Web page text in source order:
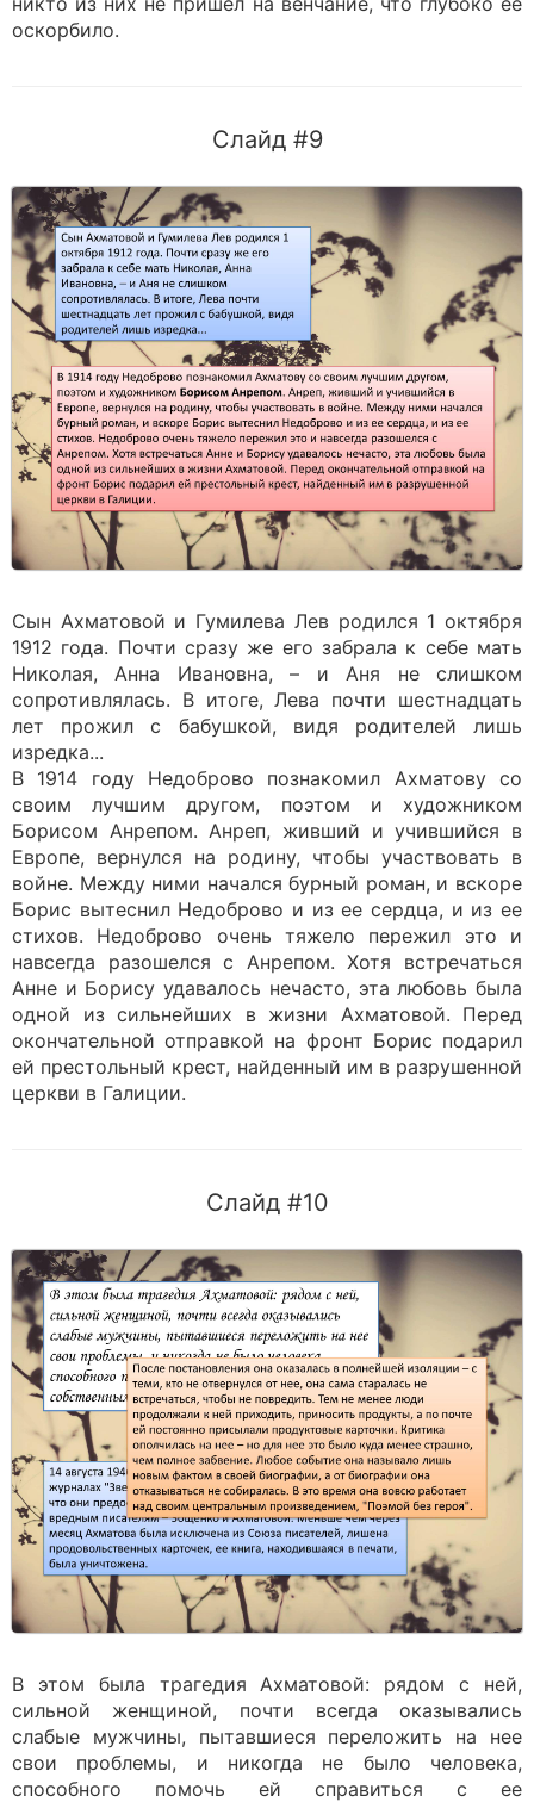
оскорбило.
Слайд #9
Сын Ахматовой и Гумилева Лев родился 1 октября
1912 года. Почти сразу же его забрала к себе мать
Николая, Анна Ивановна, – и Аня не слишком
сопротивлялась. В итоге, Лева почти шестнадцать
лет прожил с бабушкой, видя родителей лишь
изредка...
В 1914 году Недоброво познакомил Ахматову со
своим лучшим другом, поэтом и художником
Борисом Анрепом. Анреп, живший и учившийся в
Европе, вернулся на родину, чтобы участвовать в
войне. Между ними начался бурный роман, и вскоре
Борис вытеснил Недоброво и из ее сердца, и из ее
стихов. Недоброво очень тяжело пережил это и
навсегда разошелся с Анрепом. Хотя встречаться
Анне и Борису удавалось нечасто, эта любовь была
одной из сильнейших в жизни Ахматовой. Перед
окончательной отправкой на фронт Борис подарил
ей престольный крест, найденный им в разрушенной
церкви в Галиции.
Слайд #10
В этом была трагедия Ахматовой: рядом с ней,
сильной женщиной, почти всегда оказывались
слабые мужчины, пытавшиеся переложить на нее
свои проблемы, и никогда не было человека,
способного помочь ей справиться с ее